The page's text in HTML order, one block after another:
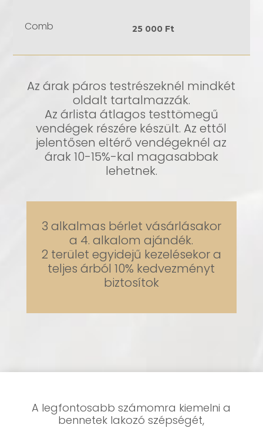
Comb 25 000 Ft
Az árak páros testrészeknél mindkét
oldalt tartalmazzák.
Az árlista átlagos testtömegű
vendégek részére készült. Az ettől
jelentősen eltérő vendégeknél az
árak 10-15%-kal magasabbak
lehetnek.
3 alkalmas bérlet vásárlásakor
a 4. alkalom ajándék.
2 terület egyidejű kezelésekor a
teljes árból 10% kedvezményt
biztosítok
A legfontosabb számomra kiemelni a
bennetek lakozó szépségét,